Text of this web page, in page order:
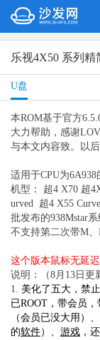
乐视4X50 系列精
U盘
本ROM基于官方
大力帮助，感谢
与本文内容致。以
适用于CPU为
机型： 超4 X70 超
urved 超4 X55
批发布的938Mstar系
不支持第二次带M、
这个版本鼠标无延迟
说明：（8月13日更
1. 美化了五大，禁
已ROOT，带会员
（会员已没大用）
的软件）、 游戏 ，